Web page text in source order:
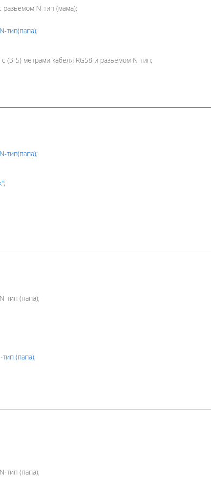
N-тип (мама);
тип(папа);
(3-5) метрами кабеля RG58 и разьемом N-тип;
тип(папа);
;
тип (папа);
(папа);
тип (папа);